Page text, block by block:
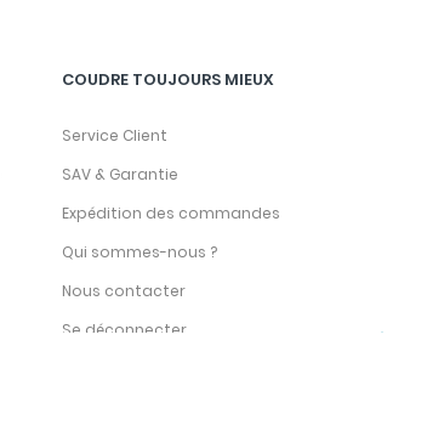
COUDRE TOUJOURS MIEUX
Service Client
SAV & Garantie
Expédition des commandes
Qui sommes-nous ?
Nous contacter
Se déconnecter